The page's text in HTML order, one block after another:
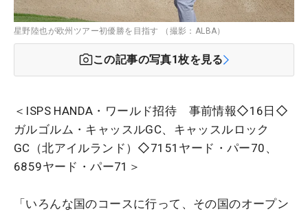
星野陸也が欧州ツアー初優勝を目指す （撮影：ALBA）
この記事の写真1枚を見る
＜ISPS HANDA・ワールド招待 事前情報◇16日◇
ガルゴルム・キャッスルGC、キャッスルロック
GC（北アイルランド）◇7151ヤード・パー70、
6859ヤード・パー71＞
「いろんな国のコースに行って、その国のオープン